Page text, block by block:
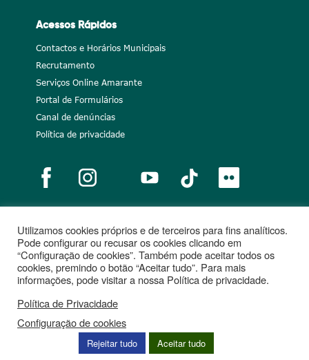
Acessos Rápidos
Contactos e Horários Municipais
Recrutamento
Serviços Online Amarante
Portal de Formulários
Canal de denúncias
Política de privacidade
Notícias Recrutamento Portugal 2020
União Europeia
Projetos cofinanciados
Utilizamos cookies próprios e de terceiros para fins analíticos.
Pode configurar ou recusar os cookies clicando em
“Configuração de cookies”. Também pode aceitar todos os
cookies, premindo o botão “Aceitar tudo”. Para mais
informações, pode visitar a nossa Política de privacidade.
Política de Privacidade
Configuração de cookies
Rejeitar tudo Aceitar tudo